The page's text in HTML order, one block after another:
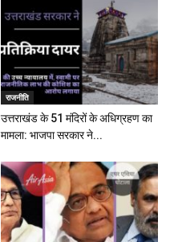
राजनीति
उत्तराखंड के 51 मंदिरों के अधिग्रहण का
मामला: भाजपा सरकार ने...